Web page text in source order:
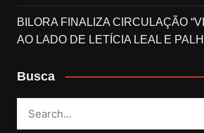
BILORA FINALIZA CIRCULAÇÃO
AO LADO DE LETÍCIA LEAL E
Busca